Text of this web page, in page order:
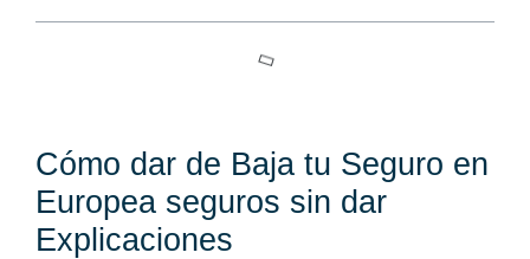
Cómo dar de Baja tu Seguro en
Europea seguros sin dar
Explicaciones